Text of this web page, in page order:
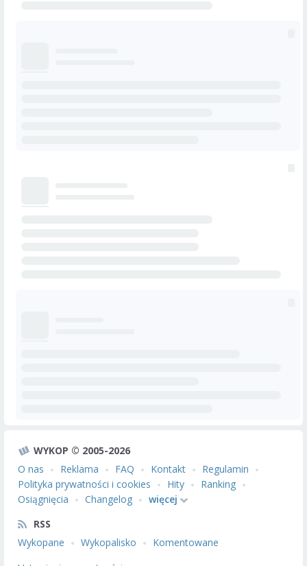
WYKOP © 2005-2026
O nas
Reklama FAQ Kontakt
Regulamin
Polityka prywatności i cookies
Hity
Ranking
Osiągnięcia
Changelog
więcej
RSS
Wykopane
Wykopalisko
Komentowane